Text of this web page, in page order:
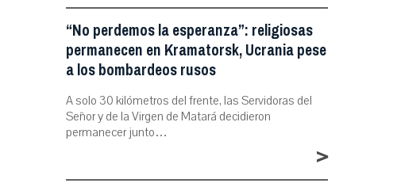
“No perdemos la esperanza”: religiosas
permanecen en Kramatorsk, Ucrania pese
a los bombardeos rusos
A solo 30 kilómetros del frente, las Servidoras del
Señor y de la Virgen de Matará decidieron
permanecer junto…
>